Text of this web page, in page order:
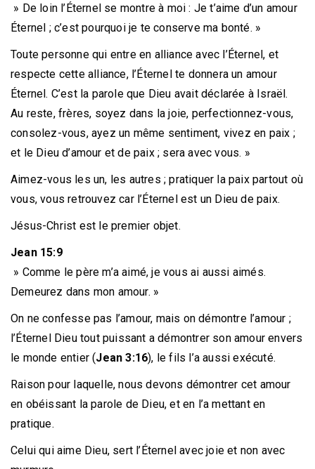
» De loin l’Éternel se montre à moi : Je t’aime d’un amour
Éternel ; c’est pourquoi je te conserve ma bonté. »
Toute personne qui entre en alliance avec l’Éternel, et
respecte cette alliance, l’Éternel te donnera un amour
Éternel. C’est la parole que Dieu avait déclarée à Israël.
Au reste, frères, soyez dans la joie, perfectionnez-vous,
consolez-vous, ayez un même sentiment, vivez en paix ;
et le Dieu d’amour et de paix ; sera avec vous. »
Aimez-vous les un, les autres ; pratiquer la paix partout où
vous, vous retrouvez car l’Éternel est un Dieu de paix.
Jésus-Christ est le premier objet.
Jean 15:9
» Comme le père m’a aimé, je vous ai aussi aimés.
Demeurez dans mon amour. »
On ne confesse pas l’amour, mais on démontre l’amour ;
l’Éternel Dieu tout puissant a démontrer son amour envers
le monde entier (Jean 3:16), le fils l’a aussi exécuté.
Raison pour laquelle, nous devons démontrer cet amour
en obéissant la parole de Dieu, et en l’a mettant en
pratique.
Celui qui aime Dieu, sert l’Éternel avec joie et non avec